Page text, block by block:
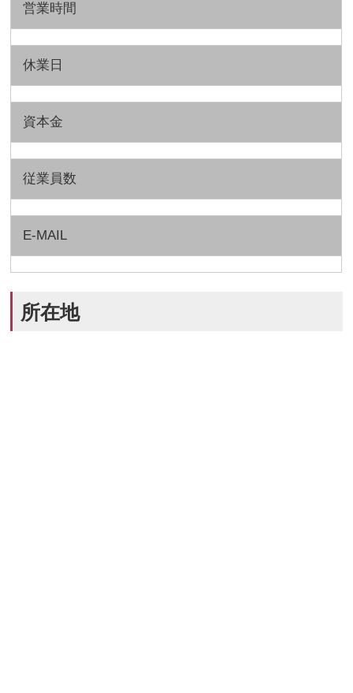
営業時間
休業日
資本金
従業員数
E-MAIL
所在地